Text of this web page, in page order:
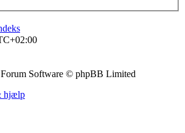
Software © phpBB Limited
hjælp